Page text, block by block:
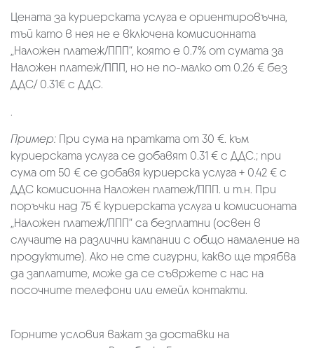
Цената за куриерската услуга е ориентировъчна,
тъй като в нея не е включена комисионната
„Наложен платеж/ППП“, която е 0.7% от сумата за
Наложен платеж/ППП, но не по-малко от 0.26 € без
ДДС/ 0.31€ с ДДС.
.
Пример: При сума на пратката от 30 €. към
куриерската услуга се добавят 0.31 € с ДДС.; при
сума от 50 € се добавя куриерска услуга + 0.42 € с
ДДС комисионна Наложен платеж/ППП. и т.н. При
поръчки над 75 € куриерската услуга и комисионата
„Наложен платеж/ППП“ са безплатни (освен в
случаите на различни кампании с общо намаление на
продуктите). Ако не сте сигурни, какво ще трябва
да заплатите, може да се съвржете с нас на
посочните телефони или емейл контакти.
Горните условия важат за доставки на